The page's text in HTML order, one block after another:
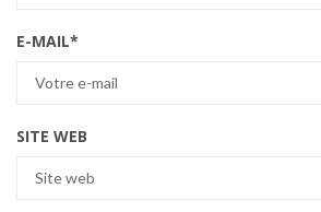
E-MAIL*
SITE WEB